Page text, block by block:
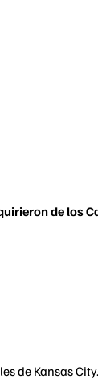
de los
de Kansas City.